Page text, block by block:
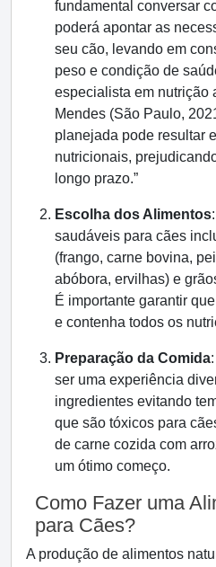
fundamental conversar
poderá apontar as
seu cão, levando em
peso e condição de
especialista em nutrição
Mendes (São Paulo,
planejada pode resultar
nutricionais,
longo prazo.”
Escolha dos Alimentos
saudáveis para cães
(frango, carne bovina,
abóbora, ervilhas) e
É importante garantir
e contenha todos os
Preparação da Comida
ser uma experiência
ingredientes evitando
que são tóxicos para
de carne cozida com
um ótimo começo.
Como Fazer uma
para Cães?
A produção de alimentos